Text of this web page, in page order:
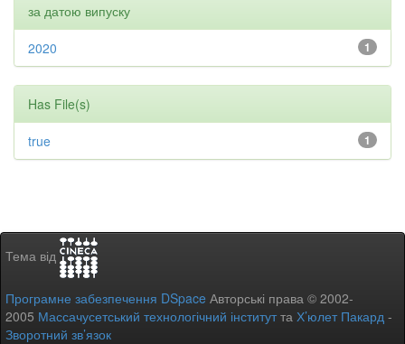
за датою випуску
1
2020
Has File(s)
1
true
Тема від
Програмне забезпечення DSpace Авторські права © 2002-
2005 Массачусетський технологічний інститутта Х’юлет Пакард -
Зворотний зв’язок